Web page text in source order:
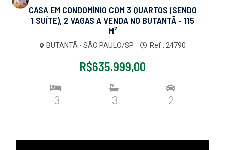
CASA EM CONDOMÍNIO COM 3 QUARTOS (SENDO
1 SUÍTE), 2 VAGAS A VENDA NO BUTANTÃ - 115
M²
BUTANTÃ - SÃO PAULO/SP Ref.: 24790
R$635.999,00
3 3 2